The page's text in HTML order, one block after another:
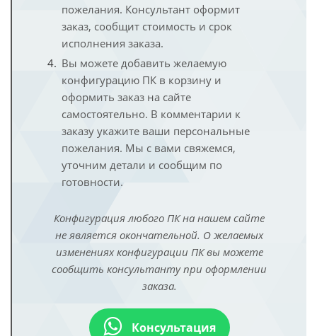
пожелания. Консультант оформит
заказ, сообщит стоимость и срок
исполнения заказа.
Вы можете добавить желаемую
конфигурацию ПК в корзину и
оформить заказ на сайте
самостоятельно. В комментарии к
заказу укажите ваши персональные
пожелания. Мы с вами свяжемся,
уточним детали и сообщим по
готовности.
Конфигурация любого ПК на нашем сайте
не является окончательной. О желаемых
изменениях конфигурации ПК вы можете
сообщить консультанту при оформлении
заказа.
Консультация